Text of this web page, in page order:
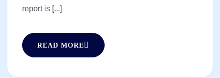
report is [...]
READ MORE